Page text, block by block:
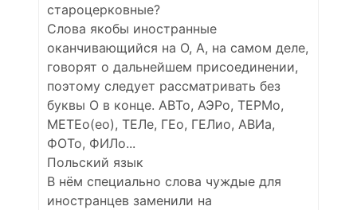
староцерковные?
Слова якобы иностранные
оканчивающийся на О, А, на самом деле,
говорят о дальнейшем присоединении,
поэтому следует рассматривать без
буквы О в конце. АВТо, АЭРо, ТЕРМо,
МЕТЕо(ео), ТЕЛе, ГЕо, ГЕЛио, АВИа,
ФОТо, ФИЛо...
Польский язык
В нём специально слова чуждые для
иностранцев заменили на